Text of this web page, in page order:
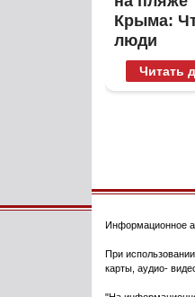
Крыма:
люди
когда их
Читать
Информационное
При
карты, аудио-